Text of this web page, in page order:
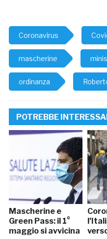
Coronavirus
mascherine
ordinanza
POTREBBE
Mascherine e
Green Pass: il 1°
maggio si avvicina